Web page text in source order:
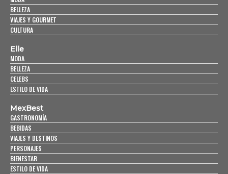
BELLEZA
VIAJES Y GOURMET
CULTURA
Elle
MODA
BELLEZA
CELEBS
ESTILO DE VIDA
MexBest
GASTRONOMÍA
BEBIDAS
VIAJES Y DESTINOS
PERSONAJES
BIENESTAR
ESTILO DE VIDA